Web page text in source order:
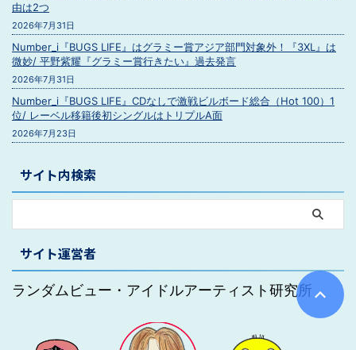
由は2つ
2026年7月31日
Number_i『BUGS LIFE』はグラミー賞アジア部門対象外！『3XL』は
微妙/ 平野紫耀『グラミー賞行きたい』過去発言
2026年7月31日
Number_i『BUGS LIFE』CDなしで激戦ビルボード総合（Hot 100）1
位/ レーベル移籍後初シングルはトリプルA面
2026年7月23日
サイト内検索
サイト運営者
ランダムビュー・アイドルアーティスト研究所